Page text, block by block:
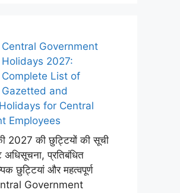
Central Government
Holidays 2027:
Complete List of
Gazetted and
for Central
Employees
2027 की छुट्टियों की सूची
अधिसूचना, प्रतिबंधित
छुट्टियां और महत्वपूर्ण
Government